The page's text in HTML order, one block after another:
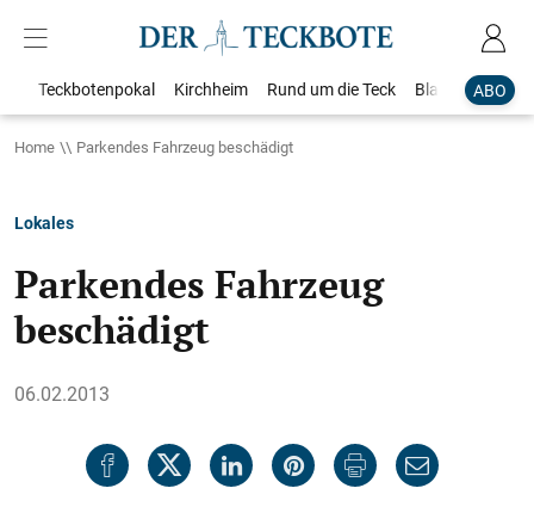
ABO
Teckbotenpokal Kirchheim Rund um die Teck Blaulicht
Home Parkendes Fahrzeug beschädigt
Lokales
Parkendes Fahrzeug
beschädigt
06.02.2013